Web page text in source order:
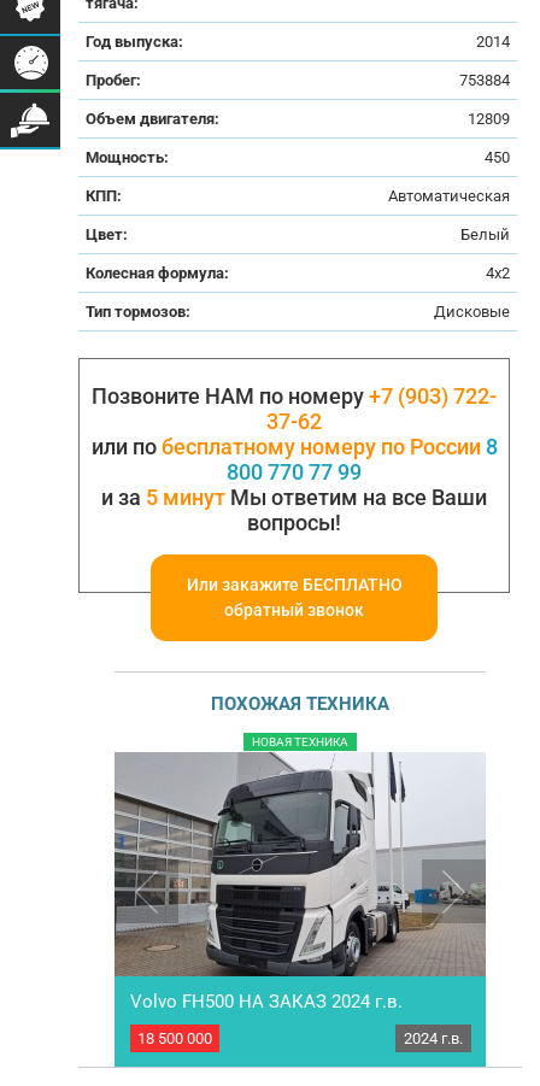
Год выпуска: 2014
Пробег: 753884
Объем двигателя: 12809
Мощность: 450
КПП: Автоматическая
Цвет: Белый
Колесная формула: 4x2
Тип тормозов: Дисковые
Позвоните НАМ по номеру+7 (903) 722-
37-62
или побесплатному номеру по России 8
800 770 77 99
и за 5 минут Мы ответим на все Ваши
вопросы!
Или закажите БЕСПЛАТНО
обратный звонок
ПОХОЖАЯ ТЕХНИКА
НОВАЯ ТЕХНИКА
HOBЫЙ тягaч Vоlvо FH500 HА ЗАКАЗ 2024 г.в.
Vоlvо FH500 HА ЗАКАЗ 2024 г.в.
18 500 000 2024 г.в.